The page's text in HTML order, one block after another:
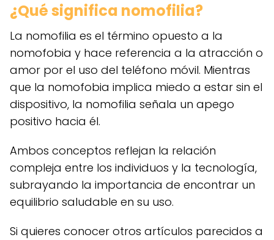
¿Qué significa nomofilia?
La nomofilia es el término opuesto a la
nomofobia y hace referencia a la atracción o
amor por el uso del teléfono móvil. Mientras
que la nomofobia implica miedo a estar sin el
dispositivo, la nomofilia señala un apego
positivo hacia él.
Ambos conceptos reflejan la relación
compleja entre los individuos y la tecnología,
subrayando la importancia de encontrar un
equilibrio saludable en su uso.
Si quieres conocer otros artículos parecidos a